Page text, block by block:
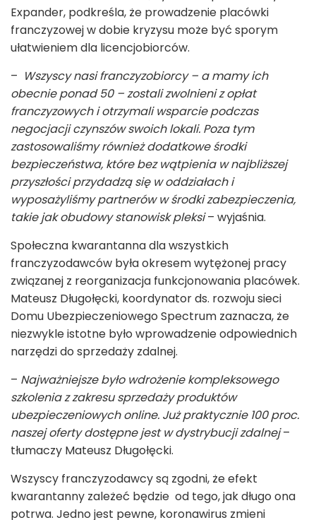
Expander, podkreśla, że prowadzenie placówki
franczyzowej w dobie kryzysu może być sporym
ułatwieniem dla licencjobiorców.
– Wszyscy nasi franczyzobiorcy – a mamy ich
obecnie ponad 50 – zostali zwolnieni z opłat
franczyzowych i otrzymali wsparcie podczas
negocjacji czynszów swoich lokali. Poza tym
zastosowaliśmy również dodatkowe środki
bezpieczeństwa, które bez wątpienia w najbliższej
przyszłości przydadzą się w oddziałach i
wyposażyliśmy partnerów w środki zabezpieczenia,
takie jak obudowy stanowisk pleksi– wyjaśnia.
Społeczna kwarantanna dla wszystkich
franczyzodawców była okresem wytężonej pracy
związanej z reorganizacja funkcjonowania placówek.
Mateusz Długołęcki, koordynator ds. rozwoju sieci
Domu Ubezpieczeniowego Spectrum zaznacza, że
niezwykle istotne było wprowadzenie odpowiednich
narzędzi do sprzedaży zdalnej.
– Najważniejsze było wdrożenie kompleksowego
szkolenia z zakresu sprzedaży produktów
ubezpieczeniowych online. Już praktycznie 100 proc.
naszej oferty dostępne jest w dystrybucji zdalnej–
tłumaczy Mateusz Długołęcki.
Wszyscy franczyzodawcy są zgodni, że efekt
kwarantanny zależeć będzie od tego, jak długo ona
potrwa. Jedno jest pewne, koronawirus zmieni